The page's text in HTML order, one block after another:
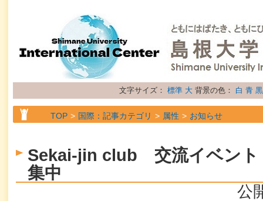
文字サイズ： 標準 大 背景の色： 白 青 黒
TOP 国際：記事カテゴリ 属性 お知らせ
Sekai-jin club 交流イベント
集中
公